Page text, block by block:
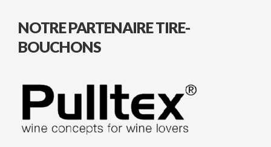
NOTRE PARTENAIRE TIRE-
BOUCHONS